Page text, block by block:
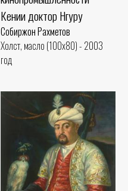
Кении доктор Нгуру
Собиржон Рахметов
Холст, масло (100x80) - 2003
год